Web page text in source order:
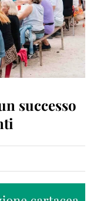
successo